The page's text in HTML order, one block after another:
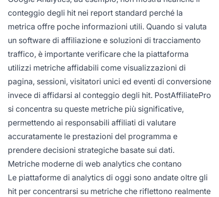
conteggio degli hit nei report standard perché la
metrica offre poche informazioni utili. Quando si valuta
un software di affiliazione e soluzioni di tracciamento
traffico, è importante verificare che la piattaforma
utilizzi metriche affidabili come visualizzazioni di
pagina, sessioni, visitatori unici ed eventi di conversione
invece di affidarsi al conteggio degli hit. PostAffiliatePro
si concentra su queste metriche più significative,
permettendo ai responsabili affiliati di valutare
accuratamente le prestazioni del programma e
prendere decisioni strategiche basate sui dati.
Metriche moderne di web analytics che contano
Le piattaforme di analytics di oggi sono andate oltre gli
hit per concentrarsi su metriche che riflettono realmente